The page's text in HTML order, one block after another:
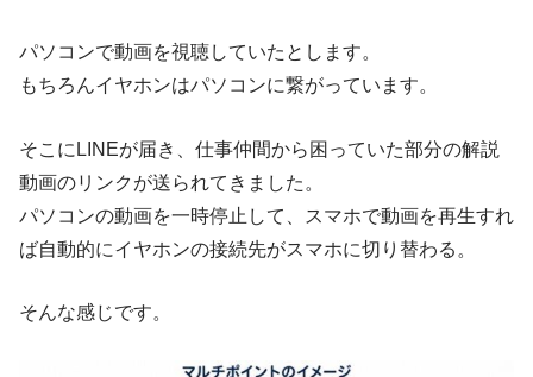
パソコンで動画を視聴していたとします。
もちろんイヤホンはパソコンに繋がっています。
そこにLINEが届き、仕事仲間から困っていた部分の解説
動画のリンクが送られてきました。
パソコンの動画を一時停止して、スマホで動画を再生すれ
ば自動的にイヤホンの接続先がスマホに切り替わる。
そんな感じです。